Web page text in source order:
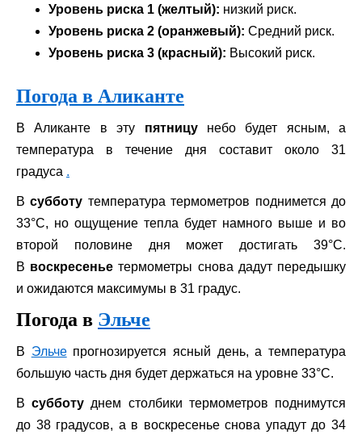
Уровень риска 1 (желтый): низкий риск.
Уровень риска 2 (оранжевый): Средний риск.
Уровень риска 3 (красный): Высокий риск.
Погода в Аликанте
В Аликанте в эту пятницунебо будет ясным, а
температура в течение дня составит около 31
градуса .
Всубботу температура термометров поднимется до
33°C, но ощущение тепла будет намного выше и во
второй половине дня может достигать 39°C.
В воскресенье термометры снова дадут передышку
и ожидаются максимумы в 31 градус.
Погода в Эльче
В Эльчепрогнозируется ясный день, а температура
большую часть дня будет держаться на уровне 33°C.
Всубботу днем ​​столбики термометров поднимутся
до 38 градусов, а в воскресенье снова упадут до 34